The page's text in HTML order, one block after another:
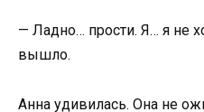
— Ладно… прости. Я… я не
вышло.
Анна удивилась. Она не